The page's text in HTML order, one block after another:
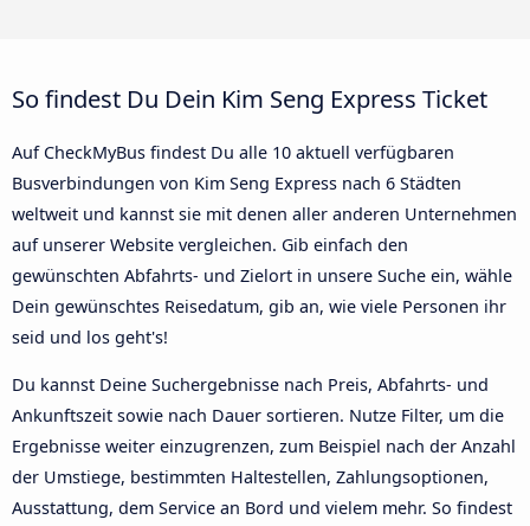
So findest Du Dein Kim Seng Express Ticket
Auf CheckMyBus findest Du alle 10 aktuell verfügbaren
Busverbindungen von Kim Seng Express nach 6 Städten
weltweit und kannst sie mit denen aller anderen Unternehmen
auf unserer Website vergleichen. Gib einfach den
gewünschten Abfahrts- und Zielort in unsere Suche ein, wähle
Dein gewünschtes Reisedatum, gib an, wie viele Personen ihr
seid und los geht's!
Du kannst Deine Suchergebnisse nach Preis, Abfahrts- und
Ankunftszeit sowie nach Dauer sortieren. Nutze Filter, um die
Ergebnisse weiter einzugrenzen, zum Beispiel nach der Anzahl
der Umstiege, bestimmten Haltestellen, Zahlungsoptionen,
Ausstattung, dem Service an Bord und vielem mehr. So findest